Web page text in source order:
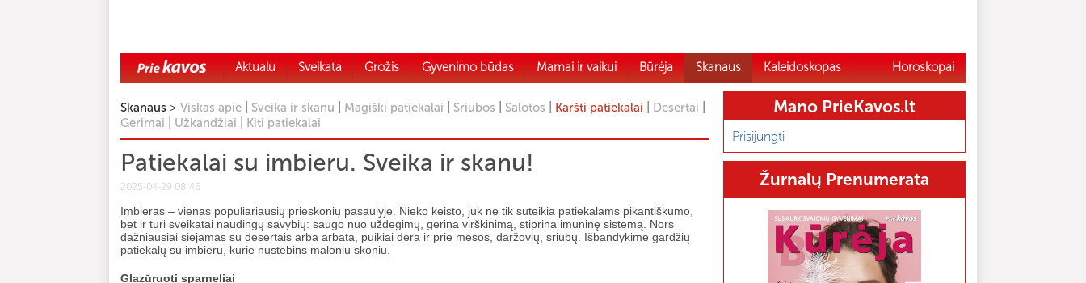
Aktualu Sveikata Grožis Gyvenimo būdas Mamai ir vaikui Būrėja Skanaus Kaleidoskopas Horoskopai
Skanaus > Viskas apie Sveika ir skanu Magiški patiekalai Sriubos Salotos Karšti patiekalai Desertai
Gėrimai Užkandžiai Kiti patiekalai
Patiekalai su imbieru. Sveika ir skanu!
2025-04-29 08:46
Imbieras – vienas populiariausių prieskonių pasaulyje. Nieko keisto, juk ne tik suteikia patiekalams pikantiškumo,
bet ir turi sveikatai naudingų savybių: saugo nuo uždegimų, gerina virškinimą, stiprina imuninę sistemą. Nors
dažniausiai siejamas su desertais arba arbata, puikiai dera ir prie mėsos, daržovių, sriubų. Išbandykime gardžių
patiekalų su imbieru, kurie nustebins maloniu skoniu.
Glazūruoti sparneliai
Mano PrieKavos.lt
Prisijungti
Žurnalų Prenumerata